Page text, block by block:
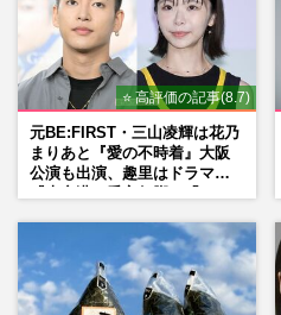
⭐ 高評価の記事(8.7)
元BE:FIRST・三山凌輝は花乃
まりあと『愛の不時着』大阪
公演も出演、趣里はドラマ